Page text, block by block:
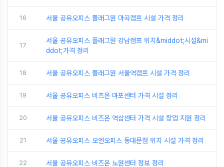
16 서울 공유오피스 플래그원 마곡캠프 시설 가격 정리
17
서울 공유오피스 플래그원 강남캠프 위치&middot;시설&mi
ddot;가격 정리
18 서울 공유오피스 플래그원 서울역캠프 시설 가격 정리
19 서울 공유오피스 비즈온 마포센터 가격 시설 정리
20 서울 공유오피스 비즈온 역삼센터 가격 시설 창업 지원 정리
21 서울 공유오피스 오엔오피스 동대문점 위치 시설 가격 정리
22 서울 공유오피스 비즈온 노원센터 정보 정리